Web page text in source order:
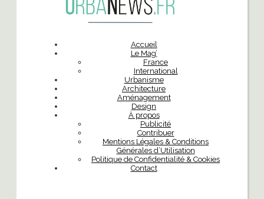
Accueil
Le Mag’
France
International
Urbanisme
Architecture
Aménagement
Design
À propos
Publicité
Contribuer
Mentions Légales & Conditions
Générales d’Utilisation
Politique de Confidentialité & Cookies
Contact